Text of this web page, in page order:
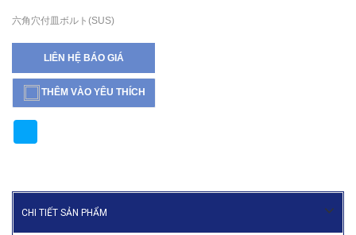
六角穴付皿ボルト(SUS)
LIÊN HỆ BÁO GIÁ
THÊM VÀO YÊU THÍCH
CHI TIẾT SẢN PHẨM